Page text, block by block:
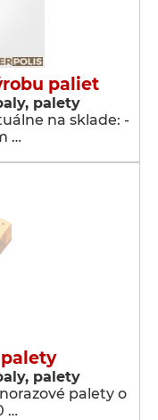
paliet
palety
na sklade: -
…
palety
palety o
…